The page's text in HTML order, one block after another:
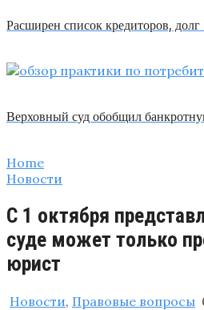
Расширен список кредиторов,
Верховный суд обобщил
Home
Новости
С 1 октября
суде может только
юрист
Новости, Правовые вопросы